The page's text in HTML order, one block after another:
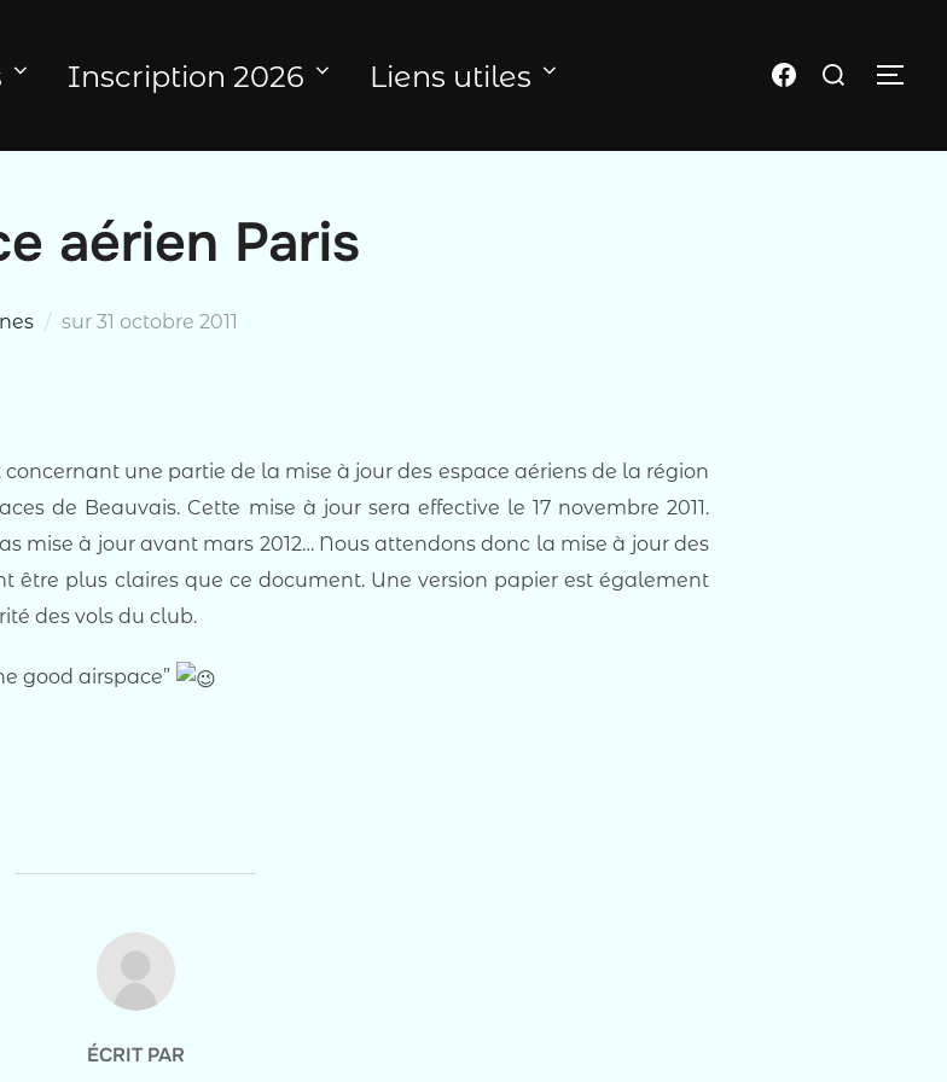
Inscription 2026 Liens utiles Page FB du clubRechercher :
aérien Paris
sur Publié
31 octobre 2011
une partie de la mise à jour des espace aériens de la région
de Beauvais. Cette mise à jour sera effective le 17 novembre 2011.
mise à jour avant mars 2012… Nous attendons donc la mise à jour des
être plus claires que ce document. Une version papier est également
des vols du club.
good airspace”
AUTEUR DE LA PUBLICATION
ÉCRIT PAR